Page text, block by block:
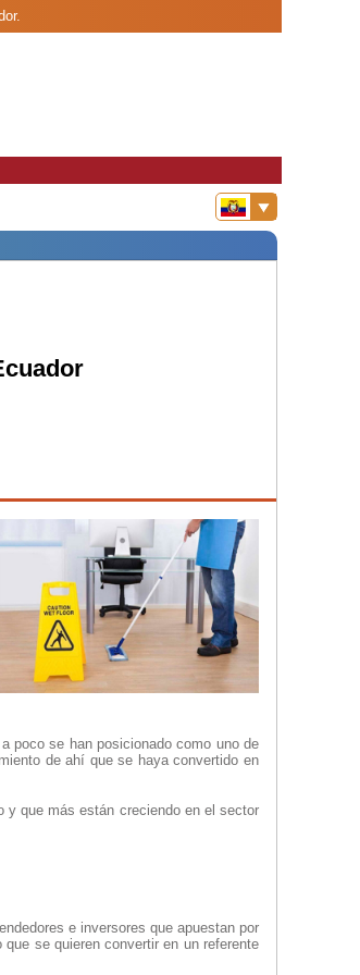
poco se han posicionado como uno de
de ahí que se haya convertido en
y que más están creciendo en el sector
e inversores que apuestan por
se quieren convertir en un referente